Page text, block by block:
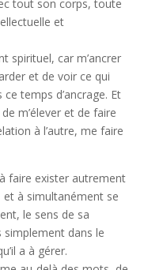
tout son corps, toute
et
spirituel, car m’ancrer
et de voir ce qui
temps d’ancrage. Et
m’élever et de faire
à l’autre, me faire
faire exister autrement
et à simultanément se
le sens de sa
dans le
a à gérer.